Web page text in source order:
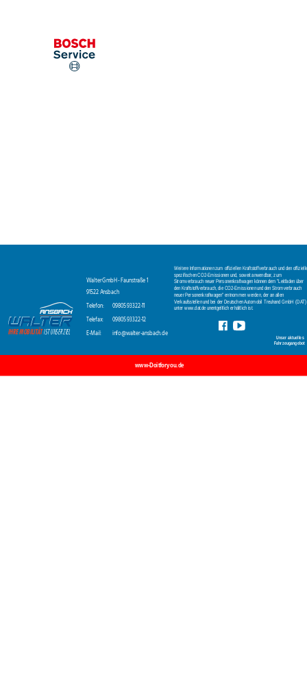
www-Doitforyou.de
Weitere Informationen zum offiziellen Kraftstoffverbrauch und den
spezifischen CO2-Emissionen und, soweit anwendbar, zum
Stromverbrauch neuer Personenkraftwagen können dem "Leitfaden über
den Kraftstoffverbrauch, die CO2-Emissionen und den Stromverbrauch
neuer Personenkraftwagen" entnommen werden, der an allen
Verkaufsstellen und bei der Deutschen Automobil Treuhand GmbH (DAT)
unter www.dat.de unentgeltlich erhältlich ist.
Unser aktuelles
Fahrzeugangebot
Walter GmbH - Faunstraße 1
91522 Ansbach
Telefon:
09805 93322-11
Telefax:
09805 93322-12
E-Mail:
info@walter-ansbach.de